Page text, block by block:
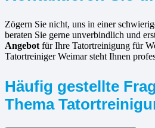
Zögern Sie nicht, uns in einer
beraten Sie gerne unverbindlich und
Angebot für Ihre Tatortreinigung für
Tatortreiniger Weimar steht Ihnen
Häufig gestellte
Thema